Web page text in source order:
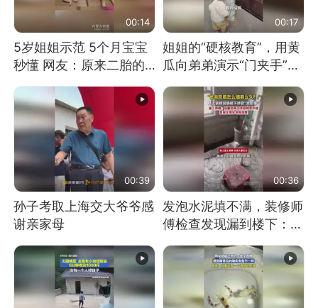
00:14
5岁姐姐示范 5个月宝宝
秒懂 网友：原来二胎的
00:17
姐姐的“硬核教育”，用黄
瓜向弟弟演示“门夹手”，
教！
00:39
孙子考取上海交大爷爷感
谢亲家母
00:36
发泡水泥填不满，装修师
傅检查发现漏到楼下：出